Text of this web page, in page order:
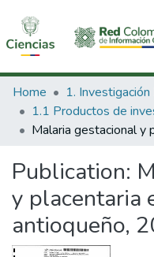
Communities &
All of DSpace
Home
Publication:
y placentaria
antioqueño,